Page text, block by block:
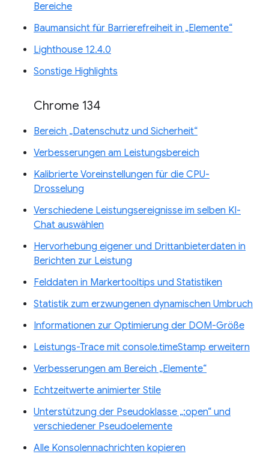
Bereiche
Baumansicht für Barrierefreiheit in „Elemente“
Lighthouse 12.4.0
Sonstige Highlights
Chrome 134
Bereich „Datenschutz und Sicherheit“
Verbesserungen am Leistungsbereich
Kalibrierte Voreinstellungen für die CPU-
Drosselung
Verschiedene Leistungsereignisse im selben KI-
Chat auswählen
Hervorhebung eigener und Drittanbieterdaten in
Berichten zur Leistung
Felddaten in Markertooltips und Statistiken
Statistik zum erzwungenen dynamischen Umbruch
Informationen zur Optimierung der DOM-Größe
Leistungs-Trace mit console.timeStamp erweitern
Verbesserungen am Bereich „Elemente“
Echtzeitwerte animierter Stile
Unterstützung der Pseudoklasse „:open“ und
verschiedener Pseudoelemente
Alle Konsolennachrichten kopieren